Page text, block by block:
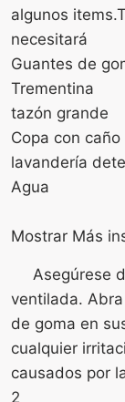
algunos
necesitará
Guantes de
Trementina
tazón grande
Copa con caño
lavandería
Agua
Mostrar Más
Asegúrese
ventilada.
de goma en
cualquier
causados ​​por
2